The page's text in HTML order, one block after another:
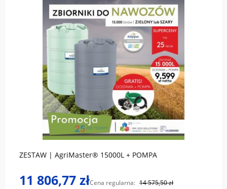
ZESTAW | AgriMaster® 15000L + POMPA
11 806,77 złCena regularna: 14 575,50 zł
do koszyka